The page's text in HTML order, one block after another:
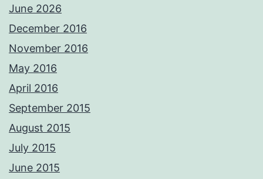
June 2026
December 2016
November 2016
May 2016
April 2016
September 2015
August 2015
July 2015
June 2015